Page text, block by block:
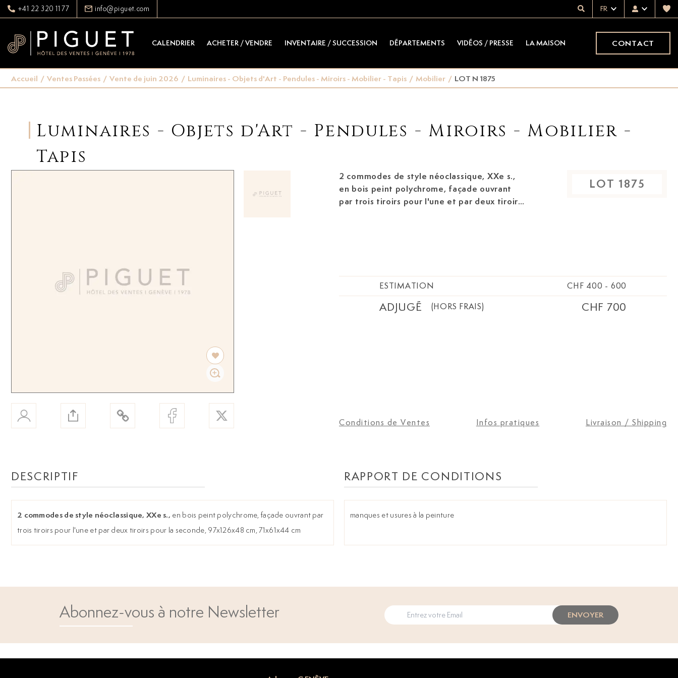
+41 22 320 11 77 info@piguet.com FR
CALENDRIER ACHETER / VENDRE INVENTAIRE / SUCCESSION DÉPARTEMENTS VIDÉOS / PRESSE LA MAISON CONTACT
Accueil / Ventes Passées / Vente de juin 2026 / Luminaires - Objets d'Art - Pendules - Miroirs - Mobilier - Tapis / Mobilier / LOT N 1875
Luminaires - Objets d'Art - Pendules - Miroirs - Mobilier -
Tapis
2 commodes de style néoclassique, XXe s.,
en bois peint polychrome, façade ouvrant
par trois tiroirs pour l'une et par deux tiroirs
LOT 1875
ESTIMATION CHF 400 - 600
ADJUGÉ (HORS FRAIS) CHF 700
Conditions de Ventes Infos pratiques Livraison / Shipping
DESCRIPTIF
2 commodes de style néoclassique, XXe s., en bois peint polychrome, façade ouvrant par
trois tiroirs pour l'une et par deux tiroirs pour la seconde, 97x126x48 cm, 71x61x44 cm
RAPPORT DE CONDITIONS
manques et usures à la peinture
Abonnez-vous à notre Newsletter ENVOYER